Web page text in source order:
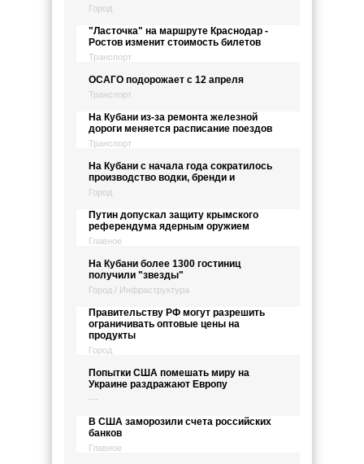
Город
"Ласточка" на маршруте Краснодар -
Ростов изменит стоимость билетов
Транспорт
ОСАГО подорожает с 12 апреля
Транспорт
На Кубани из-за ремонта железной
дороги меняется расписание поездов
Транспорт
На Кубани с начала года сократилось
производство водки, бренди и
Город
Путин допускал защиту крымского
референдума ядерным оружием
Главное
На Кубани более 1300 гостиниц
получили "звезды"
Город / Инфраструктура
Правительству РФ могут разрешить
ограничивать оптовые цены на
продукты
Город
Попытки США помешать миру на
Украине раздражают Европу
---
В США заморозили счета российских
банков
Главное